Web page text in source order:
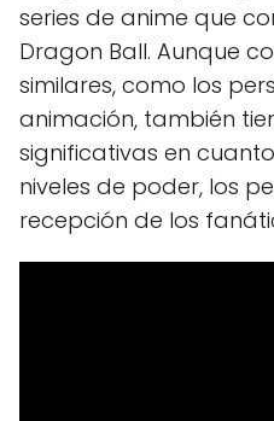
series de anime que
Dragon Ball. Aunque
similares, como los
animación, también
significativas en
niveles de poder, los
recepción de los